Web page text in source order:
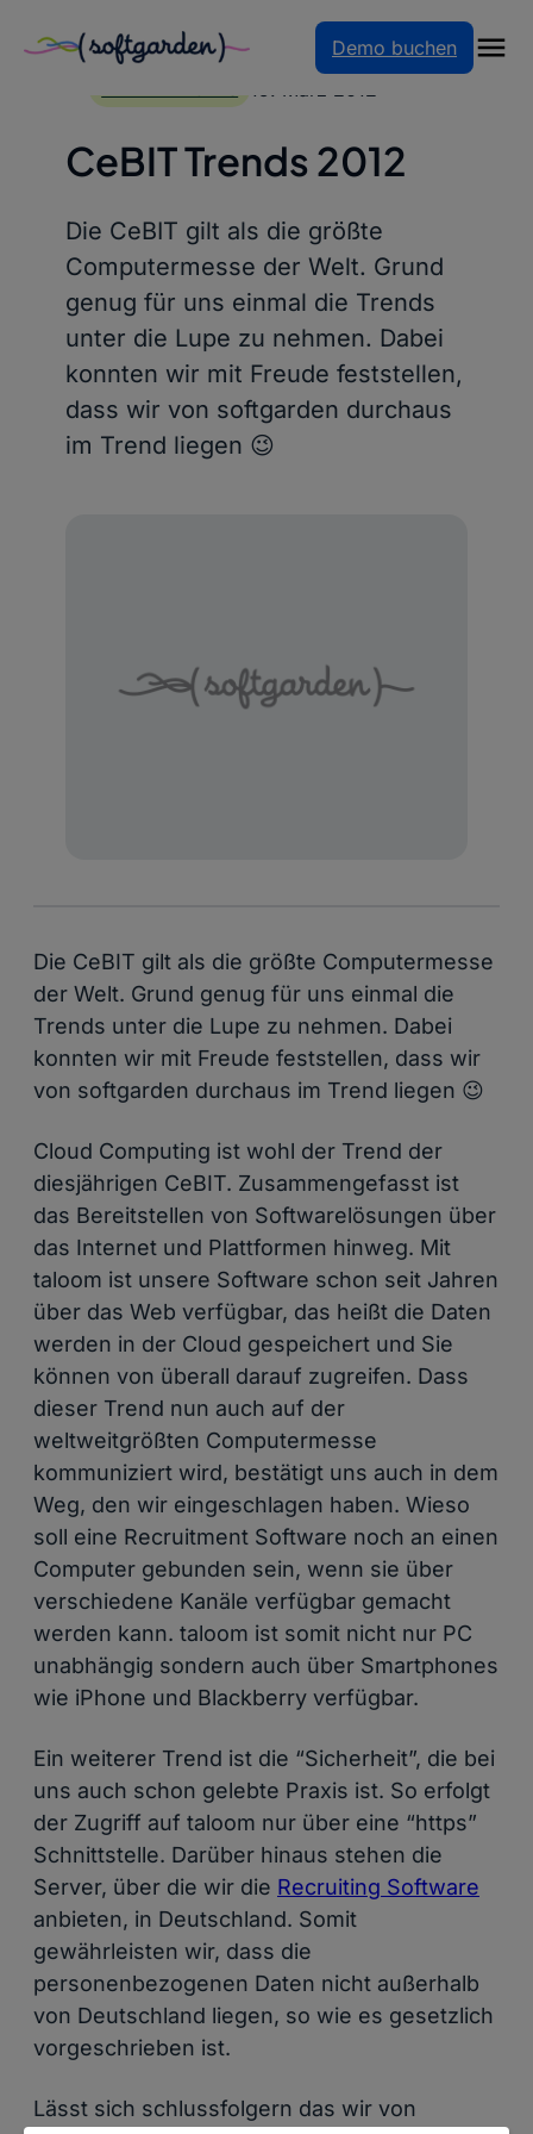
Zum
Demo buchen
CeBIT Trends 2012
Die CeBIT gilt als die größte
Computermesse der Welt. Grund
genug für uns einmal die Trends
unter die Lupe zu nehmen. Dabei
konnten wir mit Freude feststellen,
dass wir von softgarden durchaus
im Trend liegen 😉
Die CeBIT gilt als die größte Computermesse
der Welt. Grund genug für uns einmal die
Trends unter die Lupe zu nehmen. Dabei
konnten wir mit Freude feststellen, dass wir
von softgarden durchaus im Trend liegen 😉
Cloud Computing ist wohl der Trend der
diesjährigen CeBIT. Zusammengefasst ist
das Bereitstellen von Softwarelösungen über
das Internet und Plattformen hinweg. Mit
taloom ist unsere Software schon seit Jahren
über das Web verfügbar, das heißt die Daten
werden in der Cloud gespeichert und Sie
können von überall darauf zugreifen. Dass
dieser Trend nun auch auf der
weltweitgrößten Computermesse
kommuniziert wird, bestätigt uns auch in dem
Weg, den wir eingeschlagen haben. Wieso
soll eine Recruitment Software noch an einen
Computer gebunden sein, wenn sie über
verschiedene Kanäle verfügbar gemacht
werden kann. taloom ist somit nicht nur PC
unabhängig sondern auch über Smartphones
wie iPhone und Blackberry verfügbar.
Ein weiterer Trend ist die “Sicherheit”, die bei
uns auch schon gelebte Praxis ist. So erfolgt
der Zugriff auf taloom nur über eine “https”
Schnittstelle. Darüber hinaus stehen die
Server, über die wir die Recruiting Software
anbieten, in Deutschland. Somit
gewährleisten wir, dass die
personenbezogenen Daten nicht außerhalb
von Deutschland liegen, so wie es gesetzlich
vorgeschrieben ist.
Lässt sich schlussfolgern das wir von